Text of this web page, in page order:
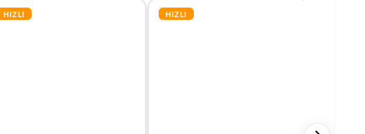
HIZLI HIZLI